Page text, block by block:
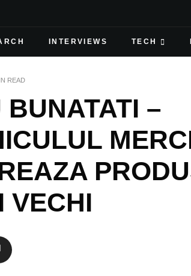
INTERVIEWS TECH
READ
BUNATATI –
VECHI